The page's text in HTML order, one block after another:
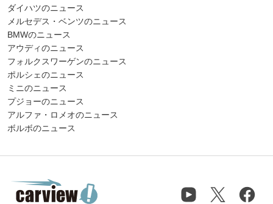
ダイハツのニュース
メルセデス・ベンツのニュース
BMWのニュース
アウディのニュース
フォルクスワーゲンのニュース
ポルシェのニュース
ミニのニュース
プジョーのニュース
アルファ・ロメオのニュース
ボルボのニュース